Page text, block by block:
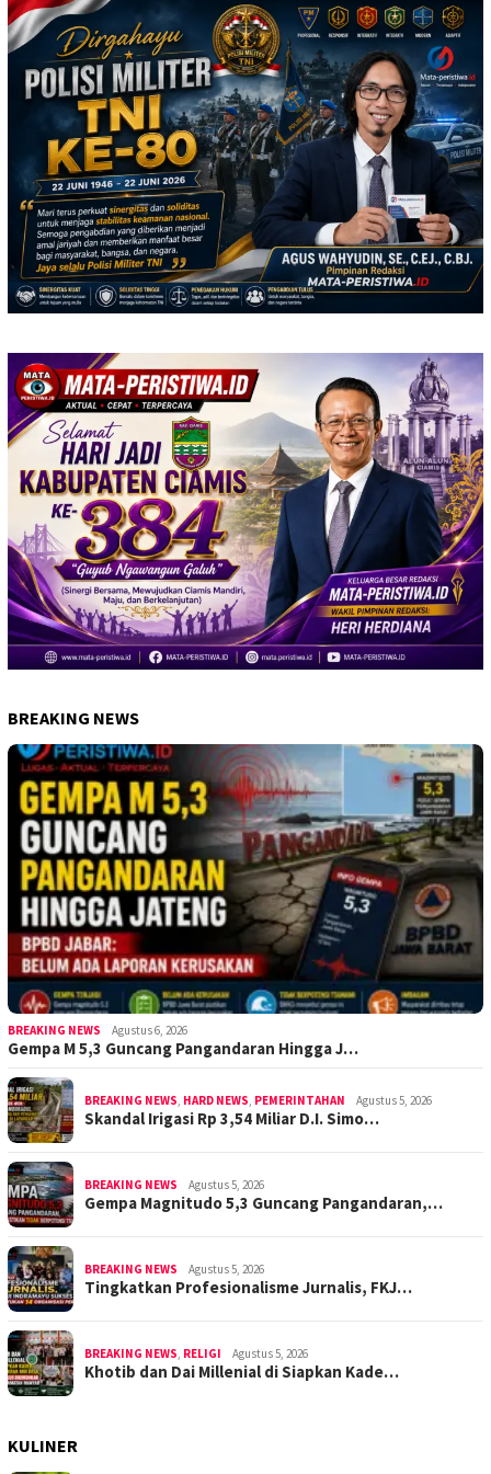
BREAKING NEWS
BREAKING NEWS Agustus 6, 2026
Gempa M 5,3 Guncang Pangandaran Hingga J…
BREAKING NEWS, HARD NEWS, PEMERINTAHAN Agustus 5, 2026
Skandal Irigasi Rp 3,54 Miliar D.I. Simo…
BREAKING NEWS Agustus 5, 2026
Gempa Magnitudo 5,3 Guncang Pangandaran,…
BREAKING NEWS Agustus 5, 2026
Tingkatkan Profesionalisme Jurnalis, FKJ…
BREAKING NEWS, RELIGI Agustus 5, 2026
Khotib dan Dai Millenial di Siapkan Kade…
KULINER